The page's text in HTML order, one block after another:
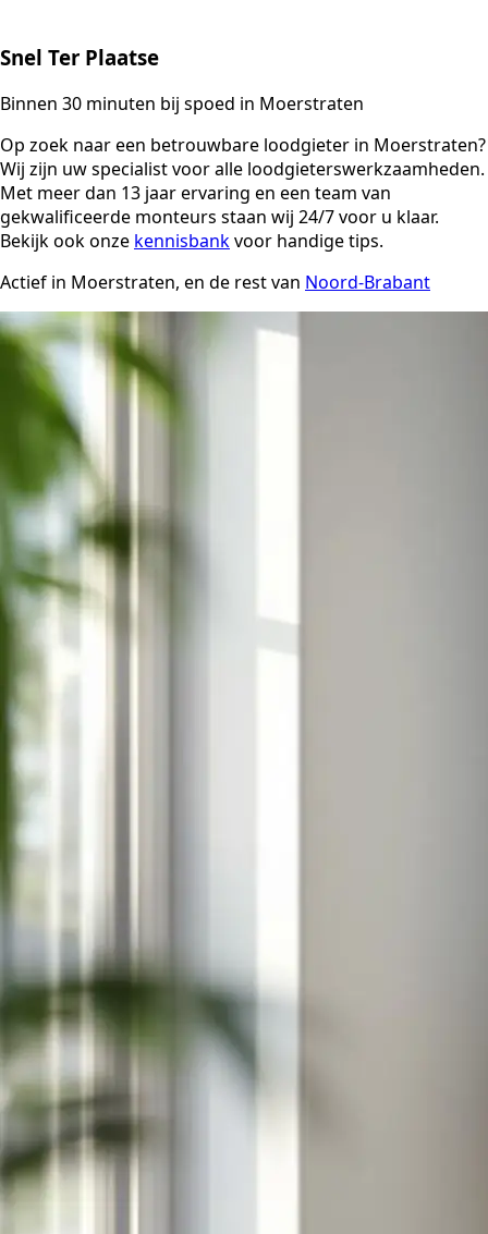
Snel Ter Plaatse
Binnen 30 minuten bij spoed in Moerstraten
Op zoek naar een betrouwbare loodgieter in Moerstraten?
Wij zijn uw specialist voor alle loodgieterswerkzaamheden.
Met meer dan 13 jaar ervaring en een team van
gekwalificeerde monteurs staan wij 24/7 voor u klaar.
Bekijk ook onze kennisbankvoor handige tips.
Actief in Moerstraten, en de rest van Noord-Brabant